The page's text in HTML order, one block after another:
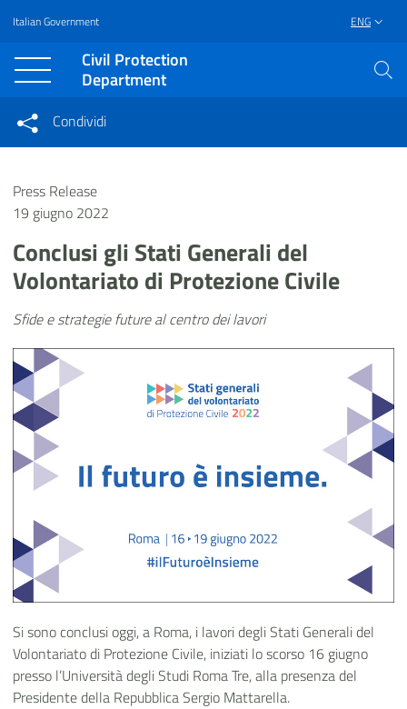
Vai al contenuto principale
Raggiungi il piè di pagina
Italian Government ENG
Civil Protection
Department
Condividi su Facebook
Condividi
Condividi sui social network
Press Release
19 giugno 2022
Conclusi gli Stati Generali del
Volontariato di Protezione Civile
Sfide e strategie future al centro dei lavori
Si sono conclusi oggi, a Roma, i lavori degli Stati Generali del
Volontariato di Protezione Civile, iniziati lo scorso 16 giugno
presso l’Università degli Studi Roma Tre, alla presenza del
Presidente della Repubblica Sergio Mattarella.